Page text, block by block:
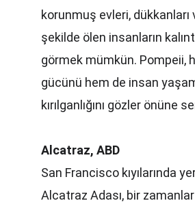
korunmuş evleri, dükkanları
şekilde ölen insanların
görmek mümkün. Pompeii,
gücünü hem de insan
kırılganlığını gözler önüne
Alcatraz, ABD
San Francisco kıyılarında
Alcatraz Adası, bir zamanlar